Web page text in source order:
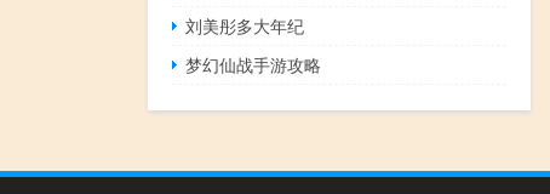
刘美彤多大年纪
梦幻仙战手游攻略